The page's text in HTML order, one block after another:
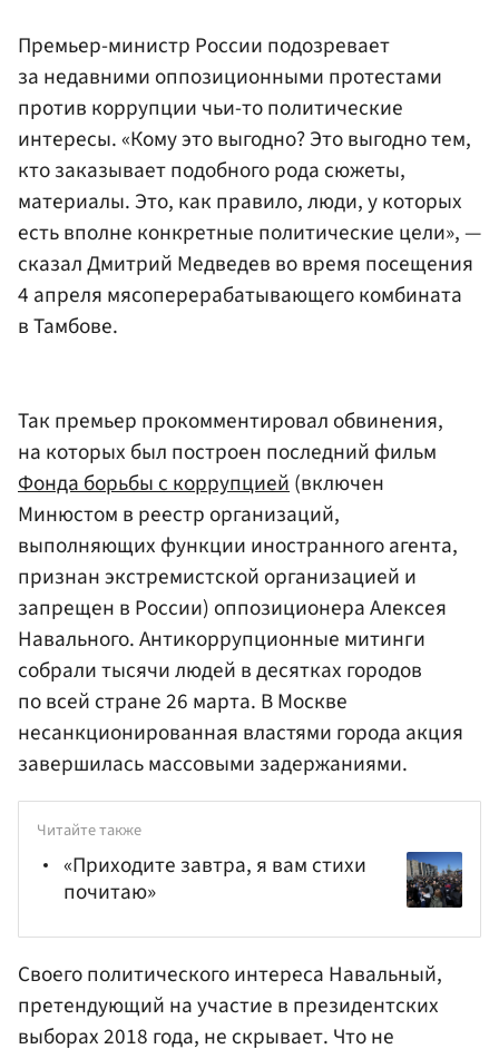
Премьер-министр России подозревает
за недавними оппозиционными протестами
против коррупции чьи-то политические
интересы. «Кому это выгодно? Это выгодно тем,
кто заказывает подобного рода сюжеты,
материалы. Это, как правило, люди, у которых
есть вполне конкретные политические цели», —
сказал Дмитрий Медведев во время посещения
4 апреля мясоперерабатывающего комбината
в Тамбове.
Так премьер прокомментировал обвинения,
на которых был построен последний фильм
Фонда борьбы с коррупцией(включен
Минюстом в реестр организаций,
выполняющих функции иностранного агента,
признан экстремистской организацией и
запрещен в России) оппозиционера Алексея
Навального. Антикоррупционные митинги
собрали тысячи людей в десятках городов
по всей стране 26 марта. В Москве
несанкционированная властями города акция
завершилась массовыми задержаниями.
Читайте также
«Приходите завтра, я вам стихи
почитаю»
Своего политического интереса Навальный,
претендующий на участие в президентских
выборах 2018 года, не скрывает. Что не